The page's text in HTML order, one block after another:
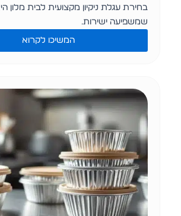
בחירת עגלת ניקיון מקצועית לבית מלון
שמשפיעה ישירות…
המשיכו לקרוא